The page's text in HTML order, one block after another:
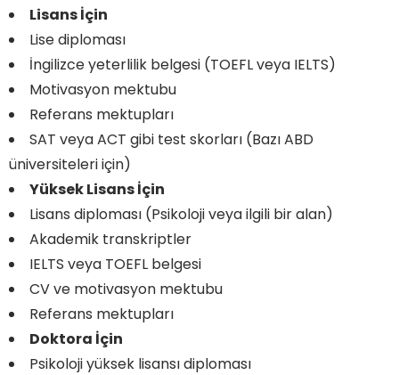
Lisans İçin
Lise diploması
İngilizce yeterlilik belgesi (TOEFL veya IELTS)
Motivasyon mektubu
Referans mektupları
SAT veya ACT gibi test skorları (Bazı ABD
üniversiteleri için)
Yüksek Lisans İçin
Lisans diploması (Psikoloji veya ilgili bir alan)
Akademik transkriptler
IELTS veya TOEFL belgesi
CV ve motivasyon mektubu
Referans mektupları
Doktora İçin
Psikoloji yüksek lisansı diploması